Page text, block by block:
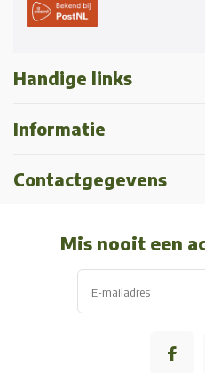
Handige links
Informatie
Contactgegevens
Mis nooit een